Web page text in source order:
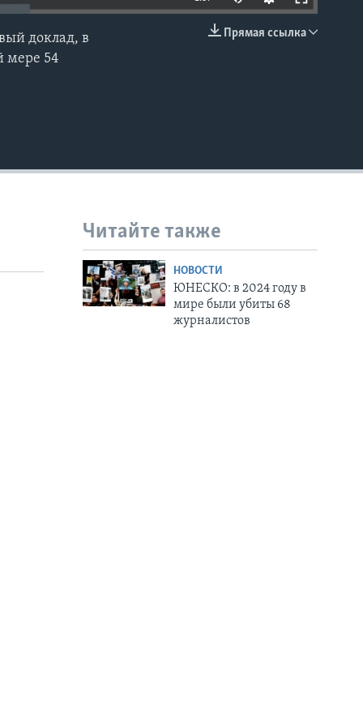
Прямая ссылка
доклад, в
мере 54
Читайте также
НОВОСТИ
ЮНЕСКО: в 2024 году в
мире были убиты 68
журналистов